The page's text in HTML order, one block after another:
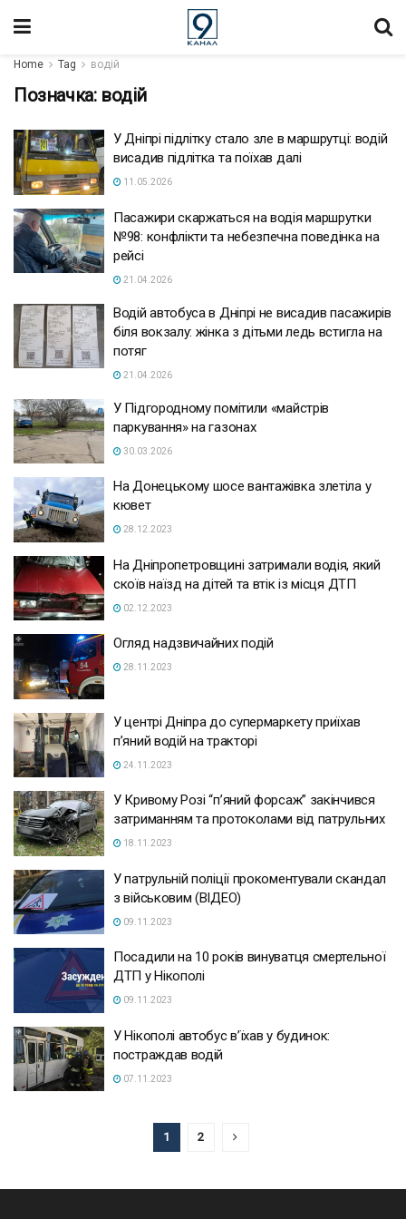
Home Tag водій
Позначка: водій
У Дніпрі підлітку стало зле в маршрутці: водій
висадив підлітка та поїхав далі
11.05.2026
Пасажири скаржаться на водія маршрутки
№98: конфлікти та небезпечна поведінка на
рейсі
21.04.2026
Водій автобуса в Дніпрі не висадив пасажирів
біля вокзалу: жінка з дітьми ледь встигла на
потяг
21.04.2026
У Підгородному помітили «майстрів
паркування» на газонах
30.03.2026
На Донецькому шосе вантажівка злетіла у
кювет
28.12.2023
На Дніпропетровщині затримали водія, який
скоїв наїзд на дітей та втік із місця ДТП
02.12.2023
Огляд надзвичайних подій
28.11.2023
У центрі Дніпра до супермаркету приїхав
п’яний водій на тракторі
24.11.2023
У Кривому Розі “п’яний форсаж” закінчився
затриманням та протоколами від патрульних
18.11.2023
У патрульній поліції прокоментували скандал
з військовим (ВІДЕО)
09.11.2023
Посадили на 10 років винуватця смертельної
ДТП у Нікополі
09.11.2023
У Нікополі автобус в’їхав у будинок:
постраждав водій
07.11.2023
1 2